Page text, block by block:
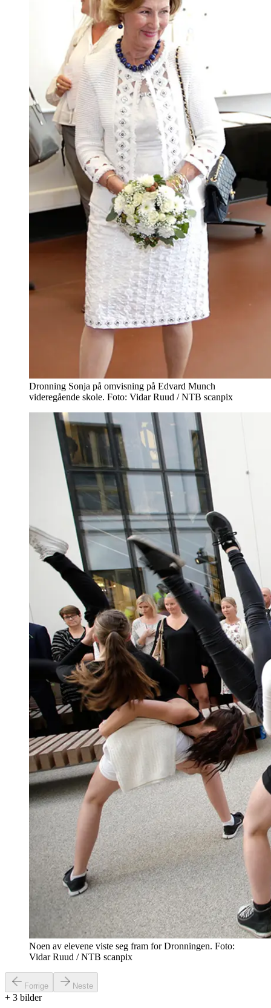
Dronning Sonja på omvisning på Edvard Munch
videregående skole. Foto: Vidar Ruud / NTB scanpix
Noen av elevene viste seg fram for Dronningen. Foto:
Vidar Ruud / NTB scanpix
Forrige Neste
+ 3 bilder